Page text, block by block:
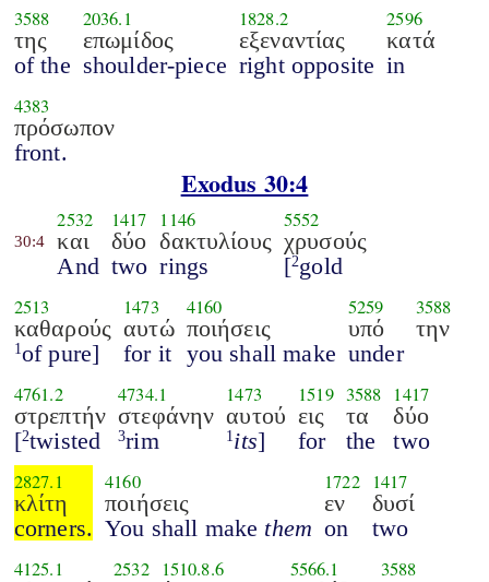
3588
της
of the
2036.1
επωμίδος
shoulder-piece
1828.2
εξεναντίας
right opposite
2596
κατά
in
4383
πρόσωπον
front.
Exodus 30:4
30:4
2532
και
And
1417
δύο
two
1146
δακτυλίους
rings
5552
χρυσούς
[2gold
2513
καθαρούς
1 of pure]
1473
αυτώ
for it
4160
ποιήσεις
you shall make
5259
υπό
under
3588
την
4761.2
στρεπτήν
[2twisted
4734.1
στεφάνην
3rim
1473
αυτού
1 its]
1519
εις
for
3588
τα
the
1417
δύο
two
2827.1
κλίτη
corners.
4160
ποιήσεις
You shall make them
1722
εν
on
1417
δυσί
two
4125.1 2532 1510.8.6 5566.1 3588